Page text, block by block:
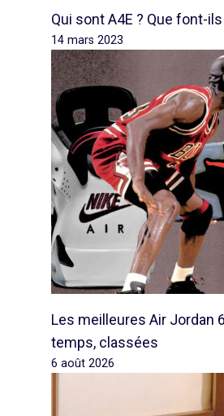
Qui sont A4E ? Que font-ils
14 mars 2023
Les meilleures Air Jordan
temps, classées
6 août 2026